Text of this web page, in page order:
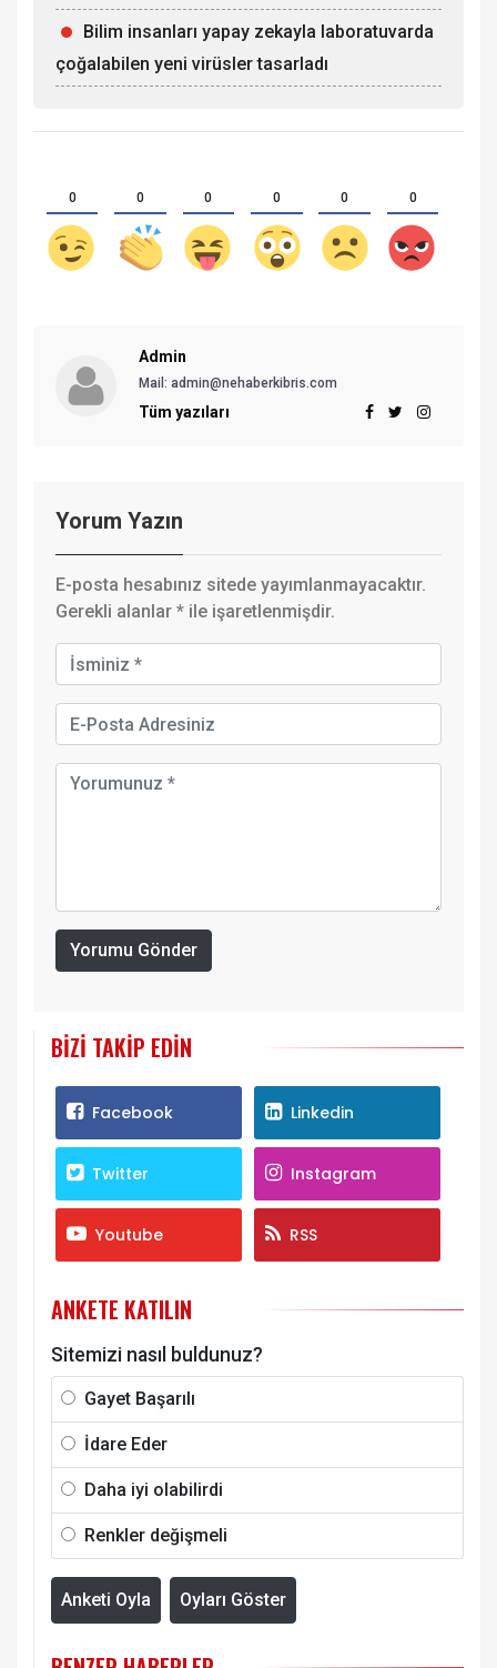
Bilim insanları yapay zekayla laboratuvarda
çoğalabilen yeni virüsler tasarladı
0 0 0 0 0 0
Admin
Mail: admin@nehaberkibris.com
Tüm yazıları
Yorum Yazın
E-posta hesabınız sitede yayımlanmayacaktır.
Gerekli alanlar * ile işaretlenmişdir.
Yorumu Gönder
BIZI TAKIP EDIN
Facebook Linkedin
Twitter Instagram
Youtube RSS
ANKETE KATILIN
Sitemizi nasıl buldunuz?
Gayet Başarılı
İdare Eder
Daha iyi olabilirdi
Renkler değişmeli
Anketi Oyla Oyları Göster